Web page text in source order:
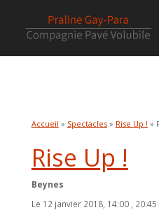
Accueil » Spectacles» Rise Up ! »
Rise Up !
Beynes
Le 12 janvier 2018, 14:00 , 20:45